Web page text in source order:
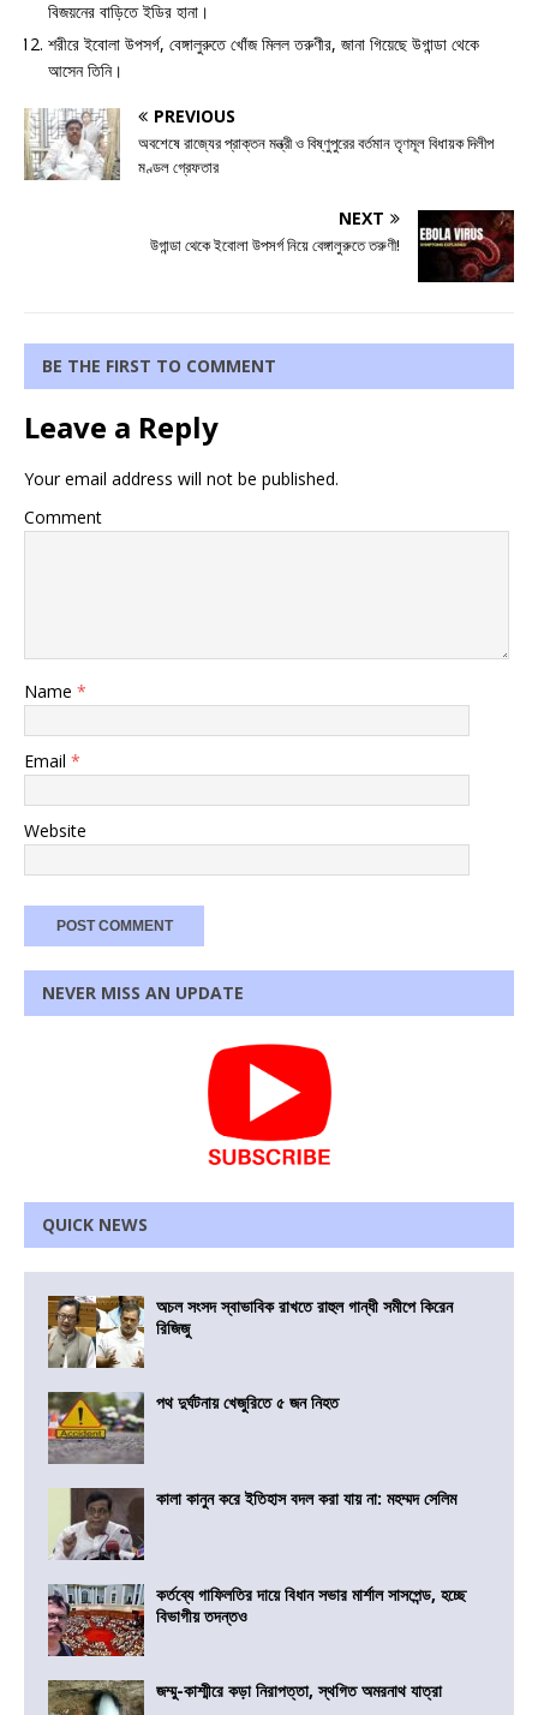
বিজয়নের বাড়িতে ইডির হানা।
শরীরে ইবোলা উপসর্গ, বেঙ্গালুরুতে খোঁজ মিলল তরুণীর, জানা গিয়েছে উগান্ডা থেকে
আসেন তিনি।
PREVIOUS
অবশেষে রাজ্যের প্রাক্তন মন্ত্রী ও বিষ্ণুপুরের বর্তমান তৃণমূল বিধায়ক দিলীপ
মণ্ডল গ্রেফতার
NEXT
উগান্ডা থেকে ইবোলা উপসর্গ নিয়ে বেঙ্গালুরুতে তরুণী!
BE THE FIRST TO COMMENT
Leave a Reply
Your email address will not be published.
Comment
Name *
Email *
Website
NEVER MISS AN UPDATE
QUICK NEWS
অচল সংসদ স্বাভাবিক রাখতে রাহুল গান্ধী সমীপে কিরেন
রিজিজু
পথ দুর্ঘটনায় খেজুরিতে ৫ জন নিহত
কালা কানুন করে ইতিহাস বদল করা যায় না: মহম্মদ সেলিম
কর্তব্যে গাফিলতির দায়ে বিধান সভার মার্শাল সাসপেন্ড, হচ্ছে
বিভাগীয় তদন্তও
জম্মু-কাশ্মীরে কড়া নিরাপত্তা, স্থগিত অমরনাথ যাত্রা